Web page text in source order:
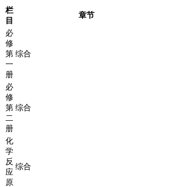
栏
目
章节
必
修
第
一
册
综合
必
修
第
二
册
综合
化
学
反
应
原
综合